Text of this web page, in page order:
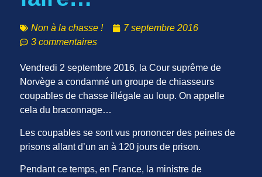
Non à la chasse !
7 septembre 2016
3 commentaires
Vendredi 2 septembre 2016, la Cour suprême de
Norvège a condamné un groupe de chiasseurs
coupables de chasse illégale au loup. On appelle
cela du braconnage…
Les coupables se sont vus prononcer des peines de
prisons allant d’un an à 120 jours de prison.
Pendant ce temps, en France, la ministre de